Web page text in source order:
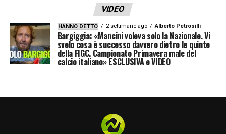
VIDEO
HANNO DETTO 2 settimane ago Alberto Petrosilli
Bargiggia: «Mancini voleva solo la Nazionale. Vi
svelo cosa è successo davvero dietro le quinte
della FIGC. Campionato Primavera male del
calcio italiano» ESCLUSIVA e VIDEO